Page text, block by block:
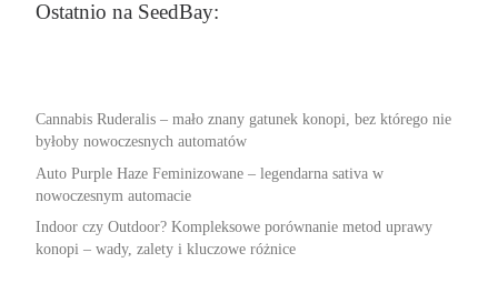
Ostatnio na SeedBay:
Cannabis Ruderalis – mało znany gatunek konopi, bez którego nie
byłoby nowoczesnych automatów
Auto Purple Haze Feminizowane – legendarna sativa w
nowoczesnym automacie
Indoor czy Outdoor? Kompleksowe porównanie metod uprawy
konopi – wady, zalety i kluczowe różnice